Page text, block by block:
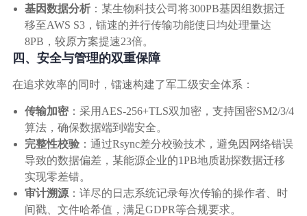
基因数据分析：某生物科技公司将300PB基因组数据迁
移至AWS S3，镭速的并行传输功能使日均处理量达
8PB，较原方案提速23倍。
四、安全与管理的双重保障
在追求效率的同时，镭速构建了军工级安全体系：
传输加密：采用AES-256+TLS双加密，支持国密SM2/3/4
算法，确保数据端到端安全。
完整性校验：通过Rsync差分校验技术，避免因网络错误
导致的数据偏差，某能源企业的1PB地质勘探数据迁移
实现零差错。
审计溯源：详尽的日志系统记录每次传输的操作者、时
间戳、文件哈希值，满足GDPR等合规要求。